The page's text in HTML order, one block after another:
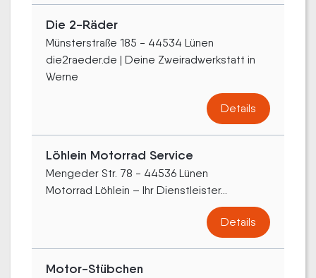
Die 2-Räder
Münsterstraße 185 - 44534 Lünen
die2raeder.de | Deine Zweiradwerkstatt in
Werne
Details
Löhlein Motorrad Service
Mengeder Str. 78 - 44536 Lünen
Motorrad Löhlein – Ihr Dienstleister...
Details
Motor-Stübchen